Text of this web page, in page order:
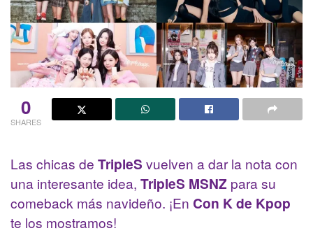
0
SHARES
Las chicas de TripleS vuelven a dar la nota con
una interesante idea, TripleS MSNZ para su
comeback más navideño. ¡En Con K de Kpop
te los mostramos!